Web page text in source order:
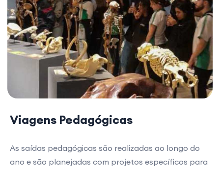
Viagens Pedagógicas
As saídas pedagógicas são realizadas ao longo do
ano e são planejadas com projetos específicos para